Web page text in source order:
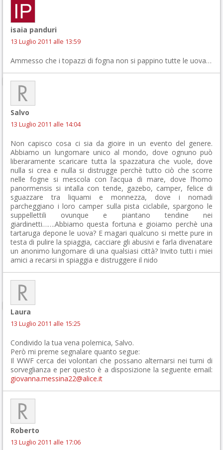
isaia panduri
13 Luglio 2011 alle 13:59
Ammesso che i topazzi di fogna non si pappino tutte le uova…
Salvo
13 Luglio 2011 alle 14:04
Non capisco cosa ci sia da gioire in un evento del genere.
Abbiamo un lungomare unico al mondo, dove ognuno può
liberaramente scaricare tutta la spazzatura che vuole, dove
nulla si crea e nulla si distrugge perchè tutto ciò che scorre
nelle fogne si mescola con l’acqua di mare, dove l’homo
panormensis si intalla con tende, gazebo, camper, felice di
sguazzare tra liquami e monnezza, dove i nomadi
parcheggiano i loro camper sulla pista ciclabile, spargono le
suppellettili ovunque e piantano tendine nei
giardinetti…….Abbiamo questa fortuna e gioiamo perchè una
tartaruga depone le uova? E magari qualcuno si mette pure in
testa di pulire la spiaggia, cacciare gli abusivi e farla divenatare
un anonimo lungomare di una qualsiasi città? Invito tutti i miei
amici a recarsi in spiaggia e distruggere il nido
Laura
13 Luglio 2011 alle 15:25
Condivido la tua vena polemica, Salvo.
Però mi preme segnalare quanto segue:
Il WWF cerca dei volontari che possano alternarsi nei turni di
sorveglianza e per questo è a disposizione la seguente email:
giovanna.messina22@alice.it
Roberto
13 Luglio 2011 alle 17:06